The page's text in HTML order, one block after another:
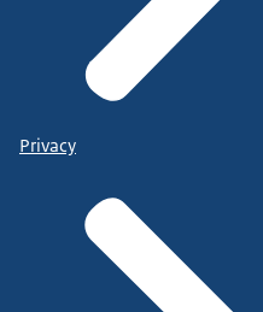
Privacy